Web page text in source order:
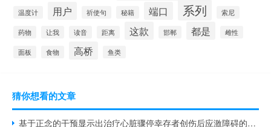
温度计 用户 祈使句 秘籍 端口 系列 索尼
药物 让我 读音 距离 这款 邯郸 都是 雌性
面板 食物 高桥 鱼类
猜你想看的文章
基于正念的干预显示出治疗心脏骤停幸存者创伤后应激障碍的希望